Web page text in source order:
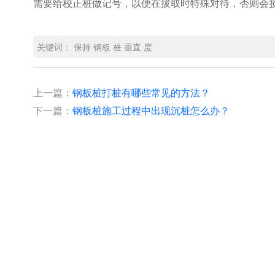
需要给校正桩做记号，以便在拔取时特殊对待，否则会
关键词： 保持 钢板 桩 垂直 度
上一篇： 钢板桩打桩有哪些常见的方法？
下一篇： 钢板桩施工过程中出现沉桩怎么办？